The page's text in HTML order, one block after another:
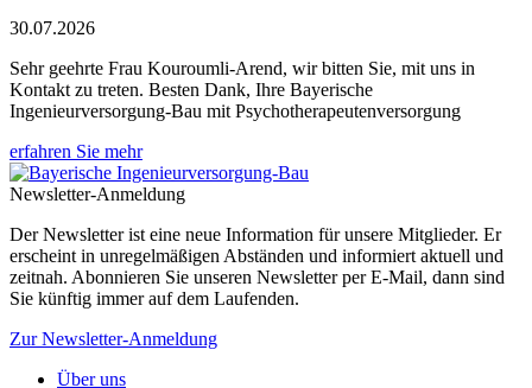
30.07.2026
Sehr geehrte Frau Kouroumli-Arend, wir bitten Sie, mit uns in
Kontakt zu treten. Besten Dank, Ihre Bayerische
Ingenieurversorgung-Bau mit Psychotherapeutenversorgung
erfahren Sie mehr
Newsletter-Anmeldung
Der Newsletter ist eine neue Information für unsere Mitglieder. Er
erscheint in unregelmäßigen Abständen und informiert aktuell und
zeitnah. Abonnieren Sie unseren Newsletter per E-Mail, dann sind
Sie künftig immer auf dem Laufenden.
Zur Newsletter-Anmeldung
Über uns